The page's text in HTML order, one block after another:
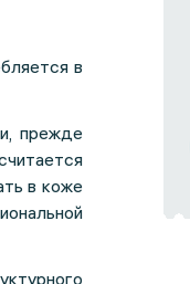
в
прежде
в коже